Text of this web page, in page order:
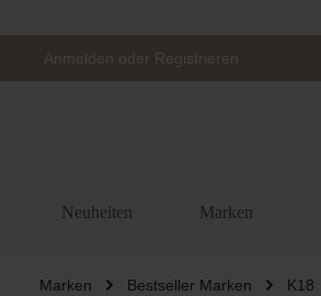
Anmelden oder Registrieren
Neuheiten Marken
Marken Bestseller Marken K18